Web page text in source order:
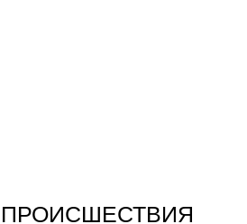
ПРОИСШЕСТВИЯ